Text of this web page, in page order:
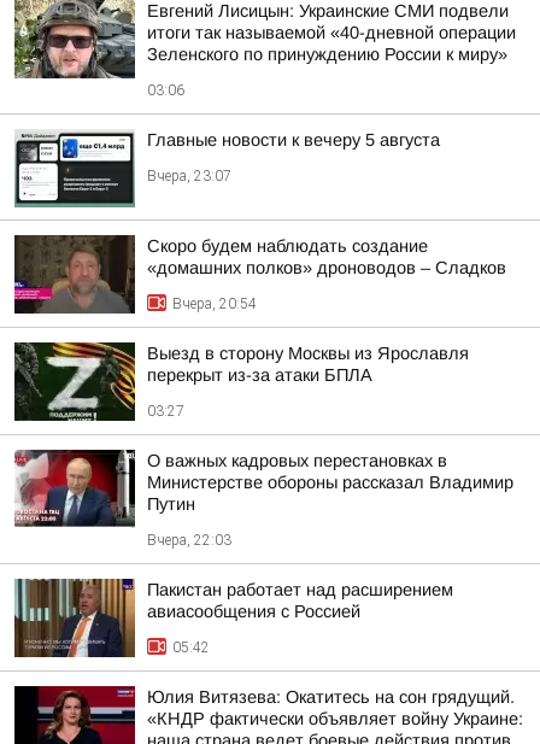
Евгений Лисицын: Украинские СМИ подвели
итоги так называемой «40-дневной операции
Зеленского по принуждению России к миру»
03:06
Главные новости к вечеру 5 августа
Вчера, 23:07
Скоро будем наблюдать создание
«домашних полков» дроноводов – Сладков
Вчера, 20:54
Выезд в сторону Москвы из Ярославля
перекрыт из-за атаки БПЛА
03:27
О важных кадровых перестановках в
Министерстве обороны рассказал Владимир
Путин
Вчера, 22:03
Пакистан работает над расширением
авиасообщения с Россией
05:42
Юлия Витязева: Окатитесь на сон грядущий.
«КНДР фактически объявляет войну Украине: